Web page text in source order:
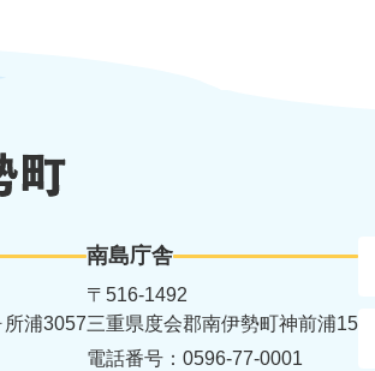
町
浦3057
南島庁舎
〒516-1492
三重県度会郡南伊勢町神前浦15
電話番号：0596-77-0001